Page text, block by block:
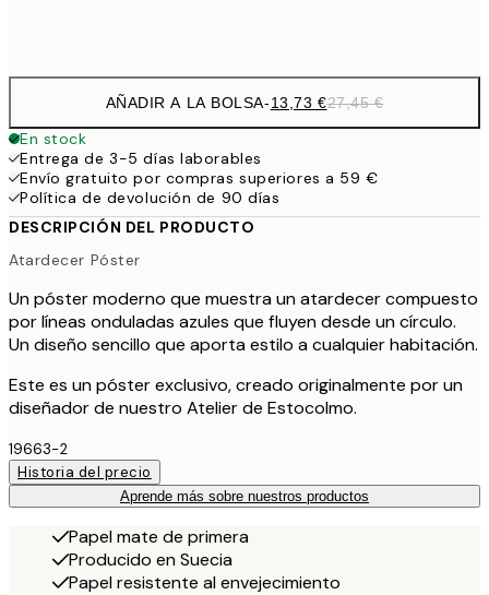
AÑADIR A LA BOLSA-13,73 €27,45 €
En stock
Entrega de 3-5 días laborables
Envío gratuito por compras superiores a 59 €
Política de devolución de 90 días
DESCRIPCIÓN DEL PRODUCTO
Atardecer Póster
Un póster moderno que muestra un atardecer compuesto
por líneas onduladas azules que fluyen desde un círculo.
Un diseño sencillo que aporta estilo a cualquier habitación.
Este es un póster exclusivo, creado originalmente por un
diseñador de nuestro Atelier de Estocolmo.
19663-2
Historia del precio
Aprende más sobre nuestros productos
Papel mate de primera
Producido en Suecia
Papel resistente al envejecimiento